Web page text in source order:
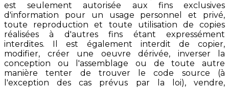
est seulement autorisée aux fins exclusives
d'information pour un usage personnel et privé,
toute reproduction et toute utilisation de copies
réalisées à d'autres fins étant expressément
interdites. Il est également interdit de copier,
modifier, créer une oeuvre dérivée, inverser la
conception ou l'assemblage ou de toute autre
manière tenter de trouver le code source (à
l'exception des cas prévus par la loi), vendre,